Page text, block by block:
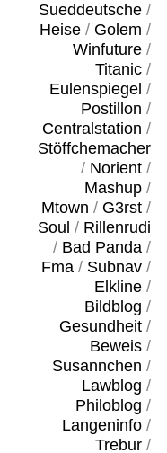
Sueddeutsche/
Heise/ Golem /
Winfuture/
Titanic/
Eulenspiegel /
Postillon /
Centralstation /
Stöffchemacher
/ Norient/
Mashup/
Mtown / G3rst/
Soul / Rillenrudi
/ Bad Panda/
Fma/ Subnav/
Elkline/
Bildblog /
Gesundheit/
Beweis/
Susannchen /
Lawblog /
Philoblog /
Langeninfo/
Trebur/